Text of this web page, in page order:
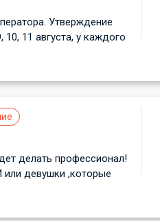
Утверждение
11 августа, у каждого
делать профессионал!
девушки ,которые